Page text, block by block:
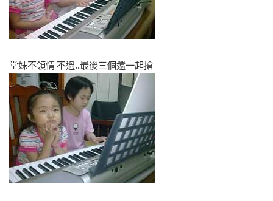
堂妹不領情 不過..最後三個還一起搶